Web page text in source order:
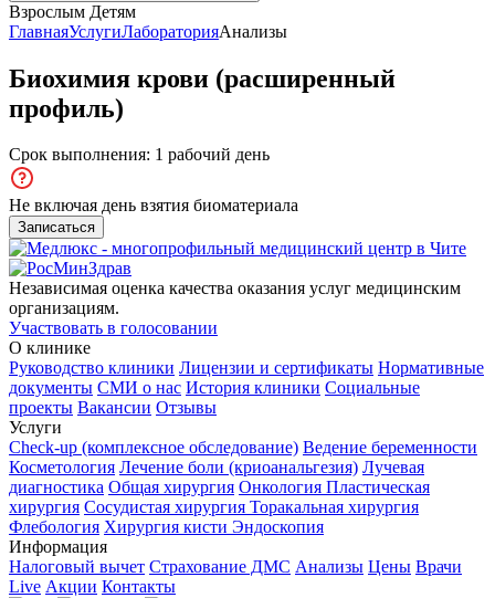
Взрослым Детям
ГлавнаяУслугиЛабораторияАнализы
Биохимия крови (расширенный
профиль)
Срок выполнения: 1 рабочий день
Не включая день взятия биоматериала
Записаться
Независимая оценка качества оказания услуг медицинским
организациям.
Участвовать в голосовании
О клинике
Руководство клиники Лицензии и сертификаты Нормативные
документы СМИ о нас История клиники Социальные
проекты Вакансии Отзывы
Услуги
Check-up (комплексное обследование) Ведение беременности
Косметология Лечение боли (криоанальгезия) Лучевая
диагностика Общая хирургия Онкология Пластическая
хирургия Сосудистая хирургия Торакальная хирургия
Флебология Хирургия кисти Эндоскопия
Информация
Налоговый вычет Страхование ДМС Анализы Цены Врачи
Live Акции Контакты